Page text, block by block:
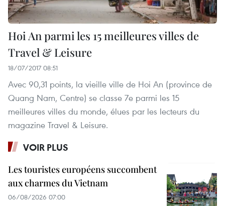
Hoi An parmi les 15 meilleures villes de
Travel & Leisure
18/07/2017 08:51
Avec 90,31 points, la vieille ville de Hoi An (province de
Quang Nam, Centre) se classe 7e parmi les 15
meilleures villes du monde, élues par les lecteurs du
magazine Travel & Leisure.
VOIR PLUS
Les touristes européens succombent
aux charmes du Vietnam
06/08/2026 07:00